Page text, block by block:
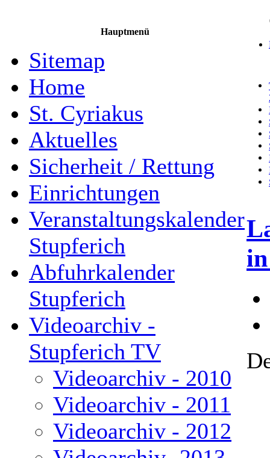
Hauptmenü
Sitemap
Home
St. Cyriakus
Aktuelles
Sicherheit / Rettung
Einrichtungen
Veranstaltungskalender
Stupferich
Abfuhrkalender
Stupferich
Videoarchiv -
Stupferich TV
Videoarchiv - 2010
Videoarchiv - 2011
Videoarchiv - 2012